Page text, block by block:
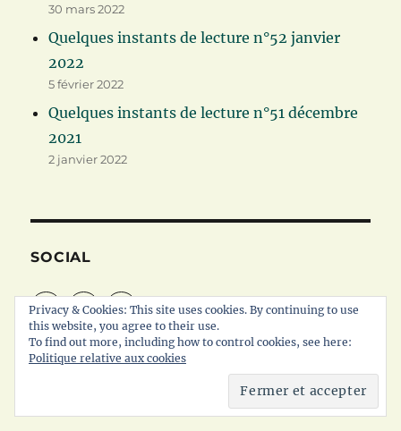
30 mars 2022
Quelques instants de lecture n°52 janvier
2022
5 février 2022
Quelques instants de lecture n°51 décembre
2021
2 janvier 2022
SOCIAL
FacebookTwitterInstagram
Privacy & Cookies: This site uses cookies. By continuing to use
this website, you agree to their use.
To find out more, including how to control cookies, see here:
Politique relative aux cookies